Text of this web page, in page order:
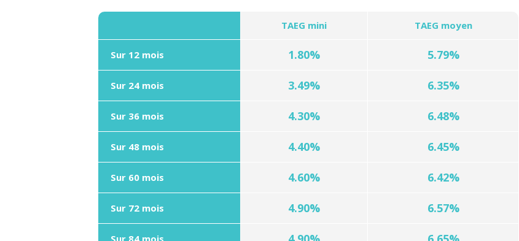
TAEG mini TAEG moyen
Sur 12 mois 1.80% 5.79%
Sur 24 mois 3.49% 6.35%
Sur 36 mois 4.30% 6.48%
Sur 48 mois 4.40% 6.45%
Sur 60 mois 4.60% 6.42%
Sur 72 mois 4.90% 6.57%
Sur 84 mois